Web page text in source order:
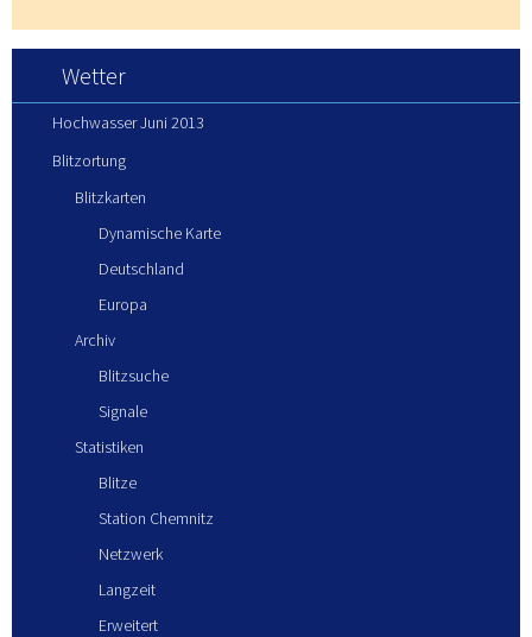
Wetter
Hochwasser Juni 2013
Blitzortung
Blitzkarten
Dynamische Karte
Deutschland
Europa
Archiv
Blitzsuche
Signale
Statistiken
Blitze
Station Chemnitz
Netzwerk
Langzeit
Erweitert